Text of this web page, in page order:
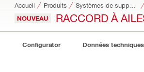
Accueil Produits
NOUVEAU RACCORD À
Configurator Données techniques